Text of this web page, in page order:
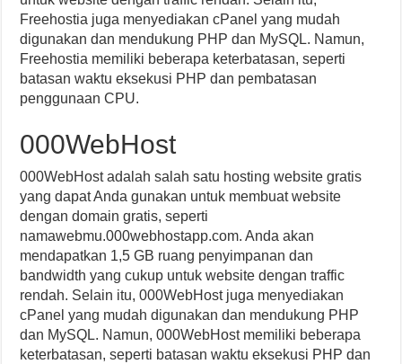
Freehostia juga menyediakan cPanel yang mudah
digunakan dan mendukung PHP dan MySQL. Namun,
Freehostia memiliki beberapa keterbatasan, seperti
batasan waktu eksekusi PHP dan pembatasan
penggunaan CPU.
000WebHost
000WebHost adalah salah satu hosting website gratis
yang dapat Anda gunakan untuk membuat website
dengan domain gratis, seperti
namawebmu.000webhostapp.com. Anda akan
mendapatkan 1,5 GB ruang penyimpanan dan
bandwidth yang cukup untuk website dengan traffic
rendah. Selain itu, 000WebHost juga menyediakan
cPanel yang mudah digunakan dan mendukung PHP
dan MySQL. Namun, 000WebHost memiliki beberapa
keterbatasan, seperti batasan waktu eksekusi PHP dan